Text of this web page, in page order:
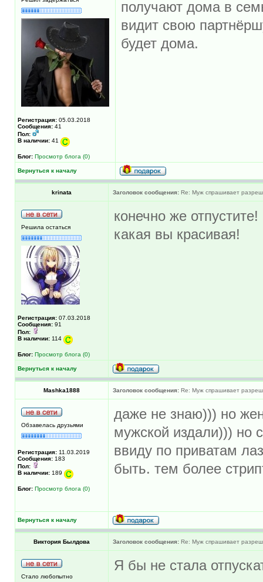
Регистрация: 05.03.2018
Сообщения: 41
Пол:
В наличии: 41
Блог: Просмотр блога (0)
получают дома в
видит свою
будет дома.
Вернуться к началу
krinata Заголовок сообщения: Re: Муж спрашивает
Решила остаться
Регистрация: 07.03.2018
Сообщения: 91
Пол:
В наличии: 114
Блог: Просмотр блога (0)
конечно же
какая вы красивая!
Вернуться к началу
Mashka1888 Заголовок сообщения: Re: Муж спрашивает
Обзавелась друзьями
Регистрация: 11.03.2019
Сообщения: 183
Пол:
В наличии: 189
Блог: Просмотр блога (0)
даже не знаю))) но
мужской издали))) но
ввиду по приватам
быть. тем более
Вернуться к началу
Виктория Былдова Заголовок сообщения: Re: Муж спрашивает
Стало любопытно
Я бы не стала